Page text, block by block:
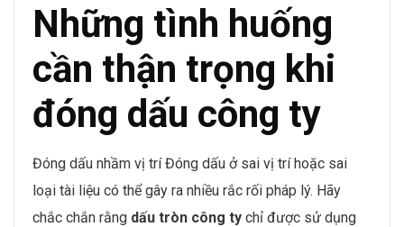
Những tình huống
cần thận trọng khi
đóng dấu công ty
Đóng dấu nhầm vị trí Đóng dấu ở sai vị trí hoặc sai
loại tài liệu có thể gây ra nhiều rắc rối pháp lý. Hãy
chắc chắn rằng dấu tròn công ty chỉ được sử dụng